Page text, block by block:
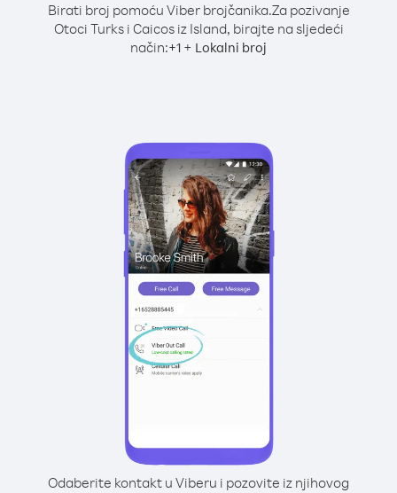
Birati broj pomoću Viber brojčanika.Za pozivanje
Otoci Turks i Caicos iz Island, birajte na sljedeći
način:+1 + Lokalni broj
Odaberite kontakt u Viberu i pozovite iz njihovog